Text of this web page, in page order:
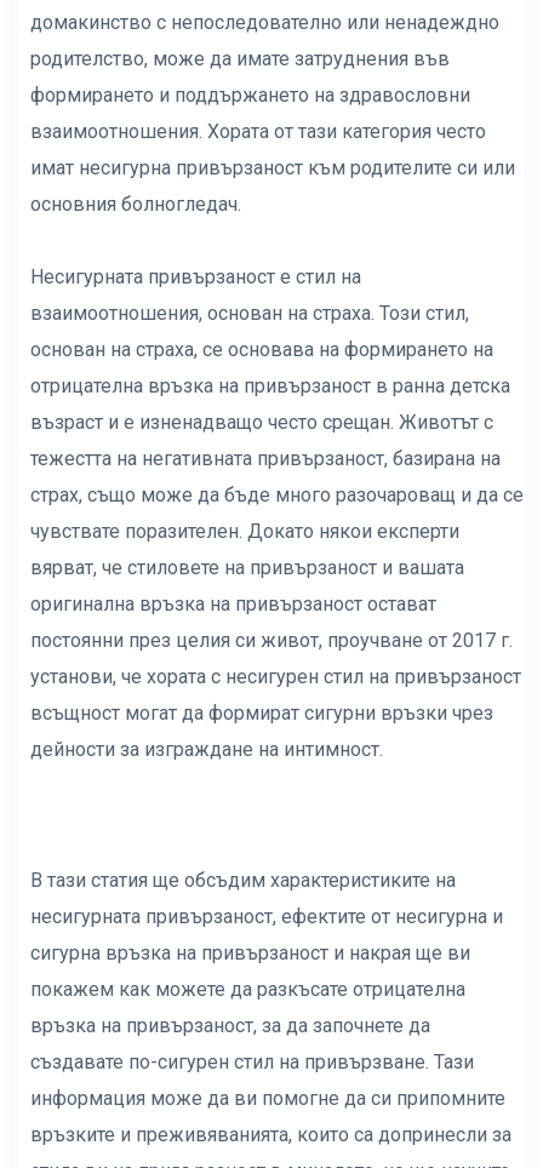
домакинство с непоследователно или ненадеждно
родителство, може да имате затруднения във
формирането и поддържането на здравословни
взаимоотношения. Хората от тази категория често
имат несигурна привързаност към родителите си или
основния болногледач.
Несигурната привързаност е стил на
взаимоотношения, основан на страха. Този стил,
основан на страха, се основава на формирането на
отрицателна връзка на привързаност в ранна детска
възраст и е изненадващо често срещан. Животът с
тежестта на негативната привързаност, базирана на
страх, също може да бъде много разочароващ и да се
чувствате поразителен. Докато някои експерти
вярват, че стиловете на привързаност и вашата
оригинална връзка на привързаност остават
постоянни през целия си живот, проучване от 2017 г.
установи, че хората с несигурен стил на привързаност
всъщност могат да формират сигурни връзки чрез
дейности за изграждане на интимност.
В тази статия ще обсъдим характеристиките на
несигурната привързаност, ефектите от несигурна и
сигурна връзка на привързаност и накрая ще ви
покажем как можете да разкъсате отрицателна
връзка на привързаност, за да започнете да
създавате по-сигурен стил на привързване. Тази
информация може да ви помогне да си припомните
връзките и преживяванията, които са допринесли за